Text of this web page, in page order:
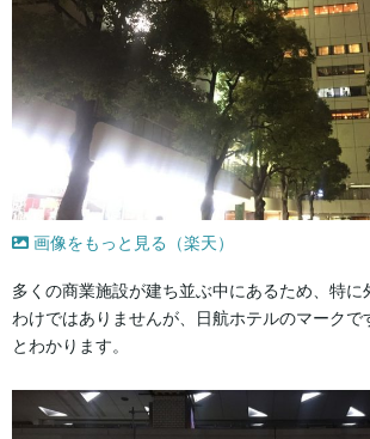
画像をもっと見る（楽天）
多くの商業施設が建ち並ぶ中にあるため、特に
わけではありませんが、日航ホテルのマークで
とわかります。